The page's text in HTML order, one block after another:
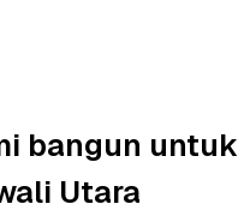
bangun untuk
Utara